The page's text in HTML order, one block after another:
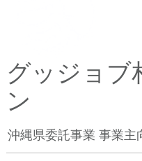
グッジョブ
ン
沖縄県委託事業 事業主